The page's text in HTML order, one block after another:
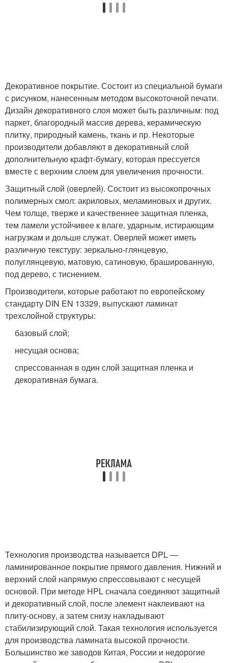
Декоративное покрытие. Состоит из специальной бумаги
с рисунком, нанесенным методом высокоточной печати.
Дизайн декоративного слоя может быть различным: под
паркет, благородный массив дерева, керамическую
плитку, природный камень, ткань и пр. Некоторые
производители добавляют в декоративный слой
дополнительную крафт-бумагу, которая прессуется
вместе с верхним слоем для увеличения прочности.
Защитный слой (оверлей). Состоит из высокопрочных
полимерных смол: акриловых, меламиновых и других.
Чем толще, тверже и качественнее защитная пленка,
тем ламели устойчивее к влаге, ударным, истирающим
нагрузкам и дольше служат. Оверлей может иметь
различную текстуру: зеркально-глянцевую,
полуглянцевую, матовую, сатиновую, брашированную,
под дерево, с тиснением.
Производители, которые работают по европейскому
стандарту DIN EN 13329, выпускают ламинат
трехслойной структуры:
базовый слой;
несущая основа;
спрессованная в один слой защитная пленка и
декоративная бумага.
Технология производства называется DPL —
ламинированное покрытие прямого давления. Нижний и
верхний слой напрямую спрессовывают с несущей
основой. При методе HPL сначала соединяют защитный
и декоративный слой, после элемент наклеивают на
плиту-основу, а затем снизу накладывают
стабилизирующий слой. Такая технология используется
для производства ламината высокой прочности.
Большинство же заводов Китая, России и недорогие